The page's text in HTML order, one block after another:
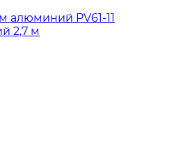
алюминий PV61-11
2,7 м